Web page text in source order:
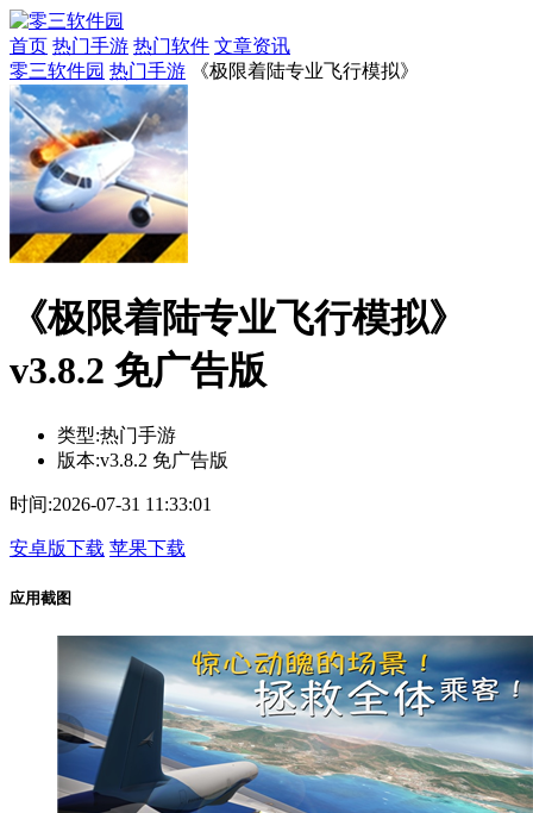
首页 热门手游 热门软件 文章资讯
零三软件园 热门手游 《极限着陆专业飞行模拟》
《极限着陆专业飞行模拟》
v3.8.2 免广告版
类型:热门手游
版本:v3.8.2 免广告版
时间:2026-07-31 11:33:01
安卓版下载 苹果下载
应用截图